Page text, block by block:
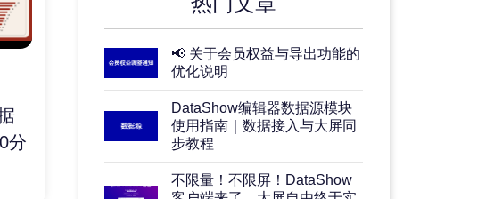
分
📢 关于会员权益与导出功能的
优化说明
DataShow编辑器数据源模块
使用指南｜数据接入与大屏同
步教程
不限量！不限屏！DataShow